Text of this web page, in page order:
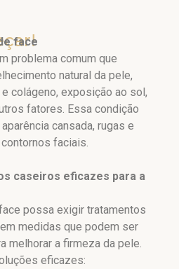
face
problema comum que
natural da pele,
colágeno, exposição ao sol,
fatores. Essa condição
cansada, rugas e
faciais.
caseiros eficazes para a
possa exigir tratamentos
medidas que podem ser
melhorar a firmeza da pele.
eficazes: